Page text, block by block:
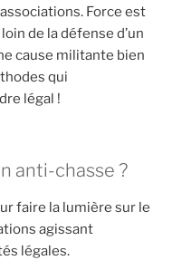
Force est
de la défense d’un
cause militante bien
qui
légal !
anti-chasse ?
faire la lumière sur le
agissant
légales.